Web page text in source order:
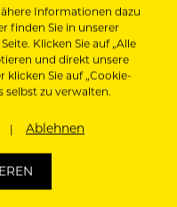
WERDE
Als Rolling
der
Informationen dazu
finden Sie in unserer
Klicken Sie auf „Alle
und direkt unsere
klicken Sie auf „Cookie-
selbst zu verwalten.
Ablehnen